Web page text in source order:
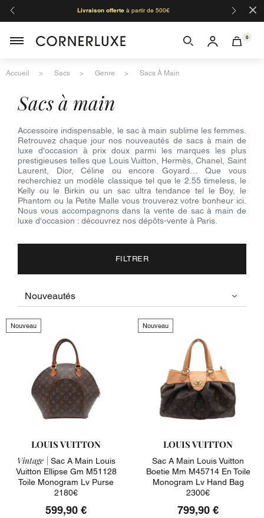
Livraison offerteà partir de 500€ ×
0
Accueil Sacs Genre Sacs À Main
sacs à main
Accessoire indispensable, le sac à main sublime les femmes.
Retrouvez chaque jour nos nouveautés de sacs à main de
luxe d'occasion à prix doux parmi les marques les plus
prestigieuses telles que Louis Vuitton, Hermès, Chanel, Saint
Laurent, Dior, Céline ou encore Goyard… Que vous
recherchiez un modèle classique tel que le 2.55 timeless, le
Kelly ou le Birkin ou un sac ultra tendance tel le Boy, le
Phantom ou la Petite Malle vous trouverez votre bonheur ici.
Nous vous accompagnons dans la vente de sac à main de
luxe d'occasion : découvrez nos dépôts-vente à Paris.
FILTRER
Nouveau
LOUIS VUITTON
Vintage | Sac A Main Louis
Vuitton Ellipse Gm M51128
Toile Monogram Lv Purse
2180€
599,90 €
Nouveau
LOUIS VUITTON
Sac A Main Louis Vuitton
Boetie Mm M45714 En Toile
Monogram Lv Hand Bag
2300€
799,90 €